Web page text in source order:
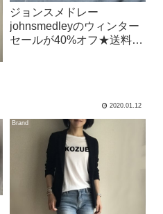
ジョンスメドレー
johnsmedleyのウィンター
セールが40%オフ★送料・
2020.01.12
Brand